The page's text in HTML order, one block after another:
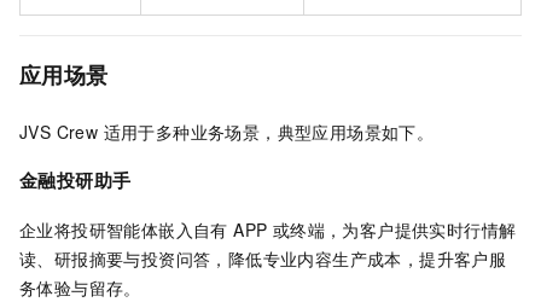
应用场景
JVS Crew 适用于多种业务场景，典型应用场景如下。
金融投研助手
企业将投研智能体嵌入自有 APP 或终端，为客户提供实时行情解
读、研报摘要与投资问答，降低专业内容生产成本，提升客户服
务体验与留存。